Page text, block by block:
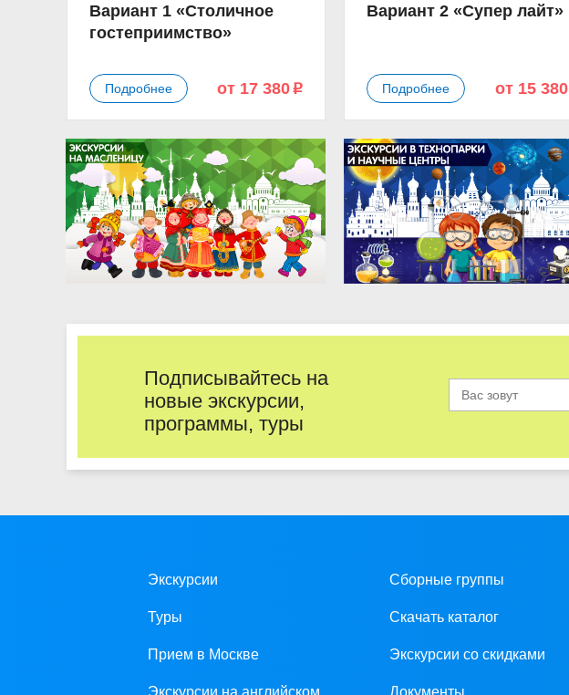
Вариант 1 «Столичное
гостеприимство»
Подробнее от 17 380 p
Вариант 2 «Супер лайт»
Подробнее от 15 380
Подписывайтесь на
новые экскурсии,
программы, туры
Экскурсии
Туры
Прием в Москве
Экскурсии на английском
Сборные группы
Скачать каталог
Экскурсии со скидками
Документы